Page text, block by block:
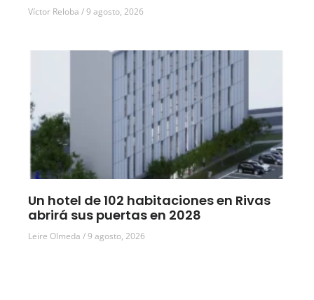
Víctor Reloba 9 agosto, 2026
Un hotel de 102 habitaciones en Rivas
abrirá sus puertas en 2028
Leire Olmeda 9 agosto, 2026